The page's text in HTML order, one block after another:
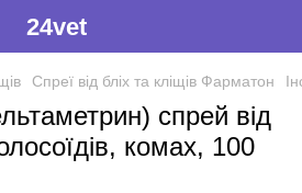
24vet
Спреї від бліх та кліщів Фарматон
спрей від
комах, 100